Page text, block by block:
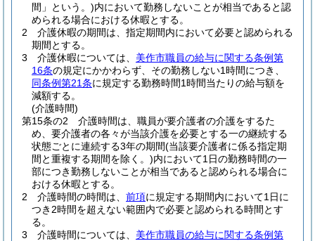
間」という。)内において勤務しないことが相当であると認
められる場合における休暇とする。
2
介護休暇の期間は、指定期間内において必要と認められる
期間とする。
3
介護休暇については、 美作市職員の給与に関する条例第
16条の規定にかかわらず、その勤務しない1時間につき、
同条例第21条に規定する勤務時間1時間当たりの給与額を
減額する。
(介護時間)
第15条の2
介護時間は、職員が要介護者の介護をするた
め、要介護者の各々が当該介護を必要とする一の継続する
状態ごとに連続する3年の期間(当該要介護者に係る指定期
間と重複する期間を除く。)内において1日の勤務時間の一
部につき勤務しないことが相当であると認められる場合に
おける休暇とする。
2
介護時間の時間は、 前項に規定する期間内において1日に
つき2時間を超えない範囲内で必要と認められる時間とす
る。
3
介護時間については、 美作市職員の給与に関する条例第